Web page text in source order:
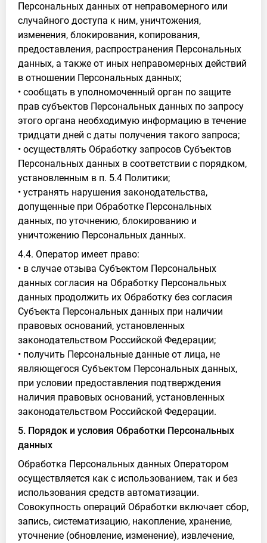
Персональных данных от неправомерного или
случайного доступа к ним, уничтожения,
изменения, блокирования, копирования,
предоставления, распространения Персональных
данных, а также от иных неправомерных действий
в отношении Персональных данных;
• сообщать в уполномоченный орган по защите
прав субъектов Персональных данных по запросу
этого органа необходимую информацию в течение
тридцати дней с даты получения такого запроса;
• осуществлять Обработку запросов Субъектов
Персональных данных в соответствии с порядком,
установленным в п. 5.4 Политики;
• устранять нарушения законодательства,
допущенные при Обработке Персональных
данных, по уточнению, блокированию и
уничтожению Персональных данных.
4.4. Оператор имеет право:
• в случае отзыва Субъектом Персональных
данных согласия на Обработку Персональных
данных продолжить их Обработку без согласия
Субъекта Персональных данных при наличии
правовых оснований, установленных
законодательством Российской Федерации;
• получить Персональные данные от лица, не
являющегося Субъектом Персональных данных,
при условии предоставления подтверждения
наличия правовых оснований, установленных
законодательством Российской Федерации.
5. Порядок и условия Обработки Персональных
данных
Обработка Персональных данных Оператором
осуществляется как с использованием, так и без
использования средств автоматизации.
Совокупность операций Обработки включает сбор,
запись, систематизацию, накопление, хранение,
уточнение (обновление, изменение), извлечение,